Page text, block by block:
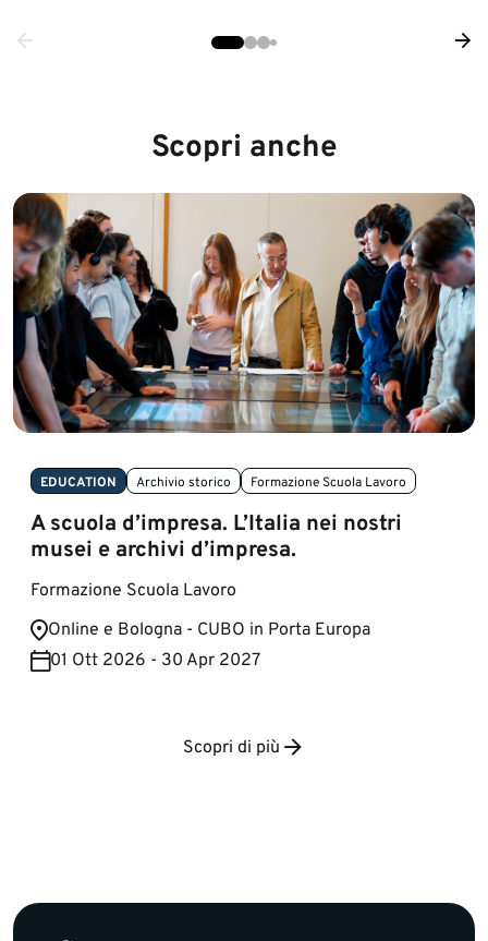
Scopri anche
EDUCATION Archivio storico Formazione Scuola Lavoro
A scuola d’impresa. L’Italia nei nostri
musei e archivi d’impresa.
Formazione Scuola Lavoro
​Online e Bologna - CUBO in Porta Europa
01 Ott 2026 - 30 Apr 2027
Scopri di più